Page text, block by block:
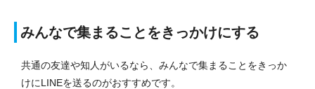
みんなで集まることをきっかけにする
共通の友達や知人がいるなら、みんなで集まることをきっか
けにLINEを送るのがおすすめです。